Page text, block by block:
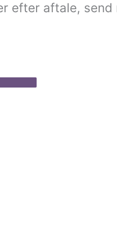
efter aftale,